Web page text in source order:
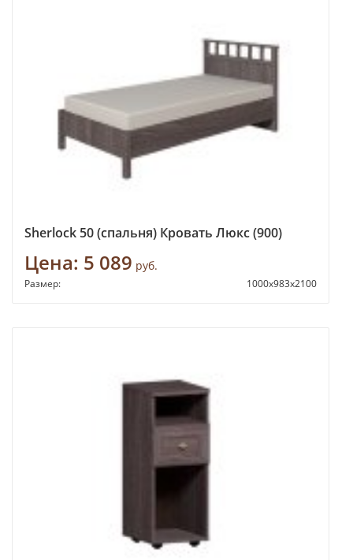
Sherlock 50 (спальня) Кровать Люкс (900)
Цена: 5 089 руб.
Размер: 1000х983х2100